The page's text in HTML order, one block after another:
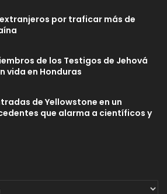
extranjeros por traficar más de
de los Testigos de Jehová
vida en Honduras
de Yellowstone en un
que alarma a científicos y